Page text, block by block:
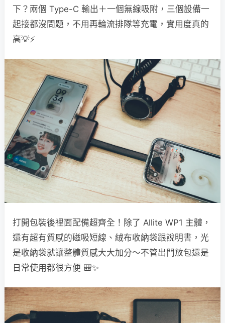
下？兩個 Type-C 輸出＋一個無線吸附，三個設備一
起接都沒問題，不用再輪流排隊等充電，實用度真的
高💡⚡
打開包裝後裡面配備超齊全！除了 Allite WP1 主體，
還有超有質感的磁吸短線、絨布收納袋跟說明書，光
是收納袋就讓整體質感大大加分～不管出門放包還是
日常使用都很方便 🎒✨